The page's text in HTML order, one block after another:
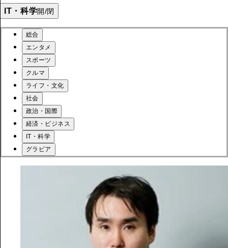
IT・科学開/閉
総合
エンタメ
スポーツ
クルマ
ライフ・文化
社会
政治・国際
経済・ビジネス
IT・科学
グラビア